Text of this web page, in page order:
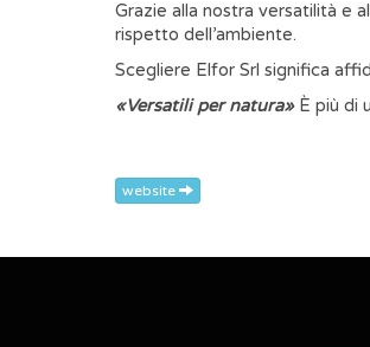
Grazie alla nostra versatilità e
rispetto dell’ambiente.
Scegliere Elfor Srl significa
«Versatili per natura» È più di
website